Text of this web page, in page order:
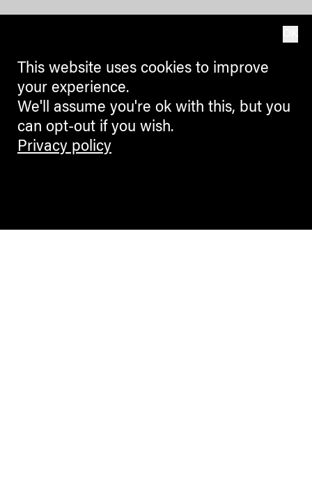
This website uses cookies to improve
your experience.
We'll assume you're ok with this, but you
can opt-out if you wish.
Privacy policy